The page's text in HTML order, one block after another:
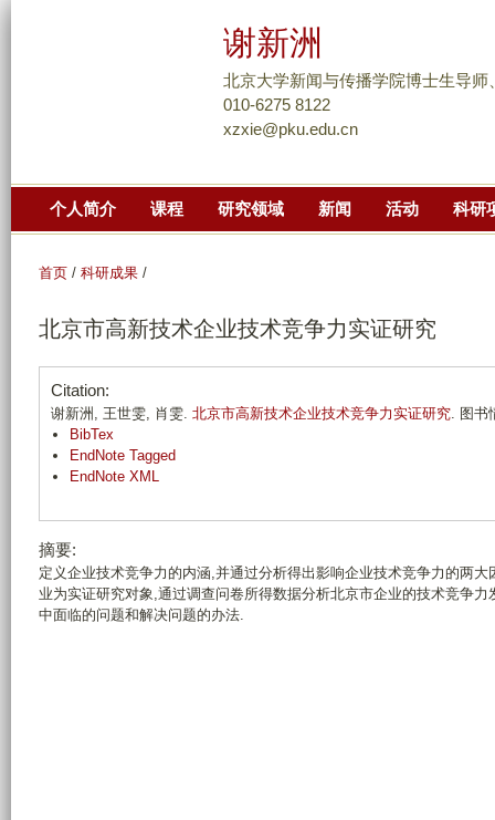
到
主
要
谢新洲
北京大学新闻与传播学院博士生导师
010-6275 8122
xzxie@pku.edu.cn
个人简介 课程 研究领域 新闻 活动 科研
首页 / 科研成果 /
北京市高新技术企业技术竞争力实证研究
Citation:
谢新洲, 王世雯, 肖雯. 北京市高新技术企业技术竞争力实证研究. 图书
BibTex
EndNote Tagged
EndNote XML
摘要:
定义企业技术竞争力的内涵,并通过分析得出影响企业技术竞争力的两
业为实证研究对象,通过调查问卷所得数据分析北京市企业的技术竞争
中面临的问题和解决问题的办法.